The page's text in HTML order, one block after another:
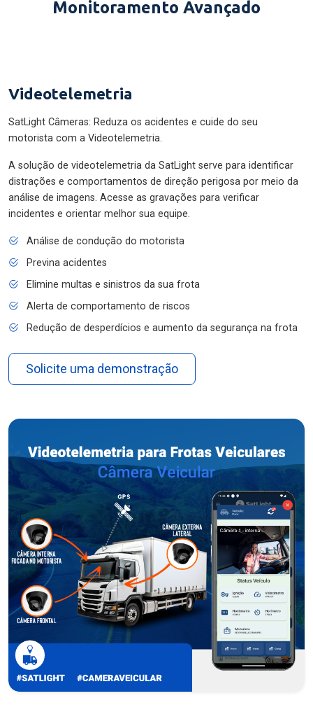
Monitoramento Avançado
Videotelemetria
SatLight Câmeras: Reduza os acidentes e cuide do seu
motorista com a Videotelemetria.
A solução de videotelemetria da SatLight serve para identificar
distrações e comportamentos de direção perigosa por meio da
análise de imagens. Acesse as gravações para verificar
incidentes e orientar melhor sua equipe.
Análise de condução do motorista
Previna acidentes
Elimine multas e sinistros da sua frota
Alerta de comportamento de riscos
Redução de desperdícios e aumento da segurança na frota
Solicite uma demonstração